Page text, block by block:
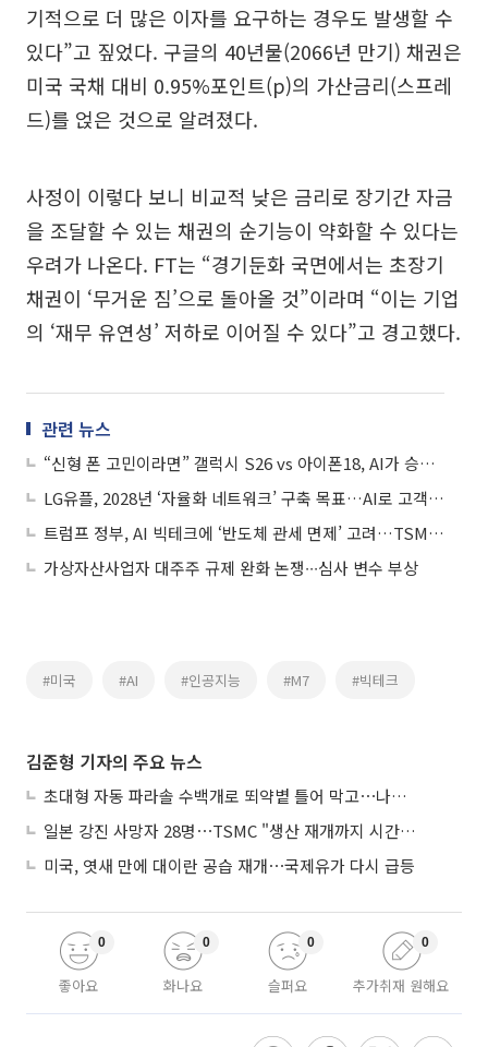
기적으로 더 많은 이자를 요구하는 경우도 발생할 수
있다”고 짚었다. 구글의 40년물(2066년 만기) 채권은
미국 국채 대비 0.95%포인트(p)의 가산금리(스프레
드)를 얹은 것으로 알려졌다.
사정이 이렇다 보니 비교적 낮은 금리로 장기간 자금
을 조달할 수 있는 채권의 순기능이 약화할 수 있다는
우려가 나온다. FT는 “경기둔화 국면에서는 초장기
채권이 ‘무거운 짐’으로 돌아올 것”이라며 “이는 기업
의 ‘재무 유연성’ 저하로 이어질 수 있다”고 경고했다.
관련 뉴스
“신형 폰 고민이라면” 갤럭시 S26 vs 아이폰18, AI가 승부수
LG유플, 2028년 ‘자율화 네트워크’ 구축 목표…AI로 고객 체감 품질 확 올린다
트럼프 정부, AI 빅테크에 ‘반도체 관세 면제’ 고려…TSMC 고객사 혜택
가상자산사업자 대주주 규제 완화 논쟁∙∙∙심사 변수 부상
#미국 #AI #인공지능 #M7 #빅테크
김준형 기자의 주요 뉴스
초대형 자동 파라솔 수백개로 뙤약볕 틀어 막고⋯나라별 폭염 생존법
일본 강진 사망자 28명⋯TSMC "생산 재개까지 시간 필요해"
미국, 엿새 만에 대이란 공습 재개⋯국제유가 다시 급등
좋아요
0
화나요
0
슬퍼요
0
추가취재 원해요
0